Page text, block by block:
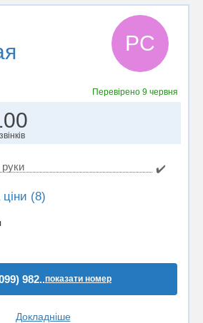
РС
Перевірено 9 червня
✔️
(8)
982..показати номер
Докладніше